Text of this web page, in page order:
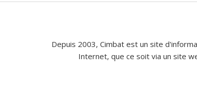
Depuis 2003, Cimbat est un site
Internet, que ce soit via un site